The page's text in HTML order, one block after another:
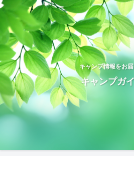
キャンプ情報をお届
キャンプガ